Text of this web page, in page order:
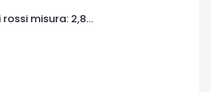
misura: 2,8...